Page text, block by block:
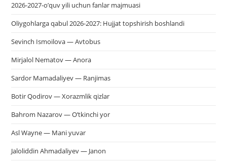
2026-2027-o’quv yili uchun fanlar majmuasi
Oliygohlarga qabul 2026-2027: Hujjat topshirish boshlandi
Sevinch Ismoilova — Avtobus
Mirjalol Nematov — Anora
Sardor Mamadaliyev — Ranjimas
Botir Qodirov — Xorazmlik qizlar
Bahrom Nazarov — O’tkinchi yor
Asl Wayne — Mani yuvar
Jaloliddin Ahmadaliyev — Janon